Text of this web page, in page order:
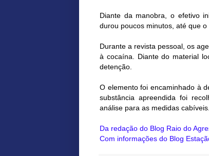
Diante da manobra, o efetivo
durou poucos minutos, até que
Durante a revista pessoal, os
à cocaína. Diante do material
detenção.
O elemento foi encaminhado à
substância apreendida foi
análise para as medidas cabíveis.
Da redação do Blog Raio do
Com informações do Blog